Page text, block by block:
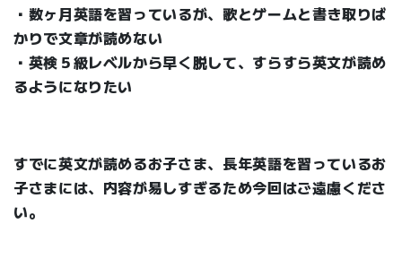
・数ヶ月英語を習っているが、歌とゲームと書き取りば
かりで文章が読めない
・英検５級レベルから早く脱して、すらすら英文が読め
るようになりたい
すでに英文が読めるお子さま、長年英語を習っているお
子さまには、内容が易しすぎるため今回はご遠慮くださ
い。